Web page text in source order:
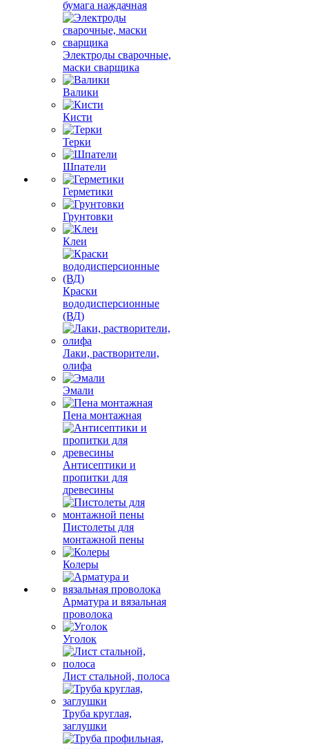
бумага наждачная
Электроды сварочные,
маски сварщика
Валики
Кисти
Терки
Шпатели
Герметики
Грунтовки
Клеи
Краски
вододисперсионные
(ВД)
Лаки, растворители,
олифа
Эмали
Пена монтажная
Антисептики и
пропитки для
древесины
Пистолеты для
монтажной пены
Колеры
Арматура и вязальная
проволока
Уголок
Лист стальной, полоса
Труба круглая,
заглушки